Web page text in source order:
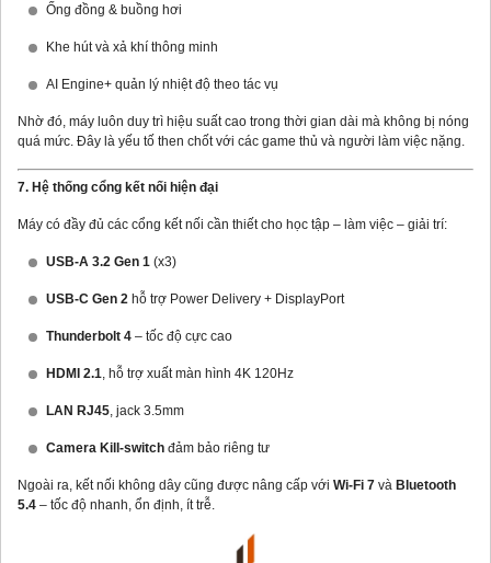
Ống đồng & buồng hơi
Khe hút và xả khí thông minh
AI Engine+ quản lý nhiệt độ theo tác vụ
Nhờ đó, máy luôn duy trì hiệu suất cao trong thời gian dài mà không bị nóng
quá mức. Đây là yếu tố then chốt với các game thủ và người làm việc nặng.
7. Hệ thống cổng kết nối hiện đại
Máy có đầy đủ các cổng kết nối cần thiết cho học tập – làm việc – giải trí:
USB-A 3.2 Gen 1 (x3)
USB-C Gen 2 hỗ trợ Power Delivery + DisplayPort
Thunderbolt 4 – tốc độ cực cao
HDMI 2.1 , hỗ trợ xuất màn hình 4K 120Hz
LAN RJ45 , jack 3.5mm
Camera Kill-switch đảm bảo riêng tư
Ngoài ra, kết nối không dây cũng được nâng cấp với Wi-Fi 7 và Bluetooth
5.4 – tốc độ nhanh, ổn định, ít trễ.